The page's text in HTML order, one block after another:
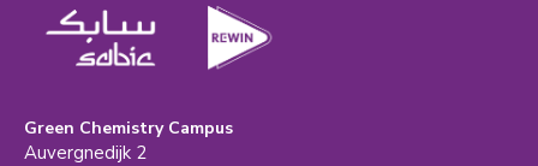
Green Chemistry Campus
Auvergnedijk 2